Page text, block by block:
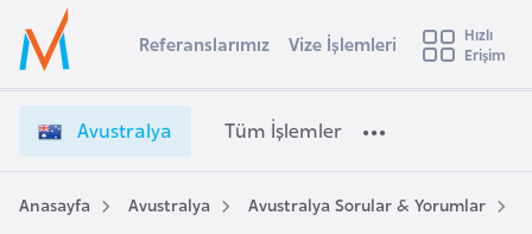
Ülke Seçimi
Başvuru yapmak istediğiniz ülkeyi seçin
Üye
Girişi
v
s
t
e
Referanslarımız Vize İşlemleri
Hızlı
Erişim
Avustralya Tüm İşlemler
Anasayfa Avustralya Avustralya Sorular & Yorumlar
s
t
r
a